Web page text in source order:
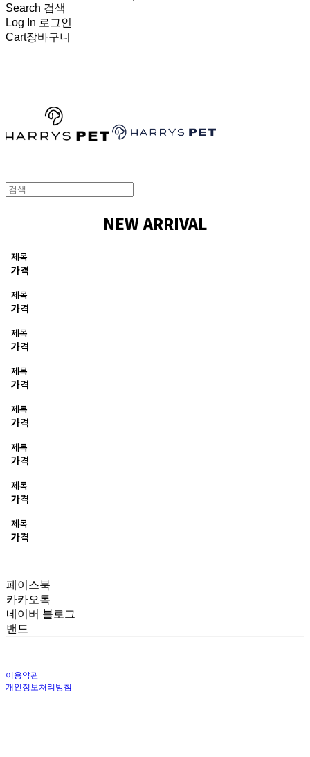
Search 검색
Log In 로그인
Cart장바구니
NEW ARRIVAL
제목
가격
제목
가격
제목
가격
제목
가격
제목
가격
제목
가격
제목
가격
제목
가격
페이스북
카카오톡
네이버 블로그
밴드
이용약관
개인정보처리방침